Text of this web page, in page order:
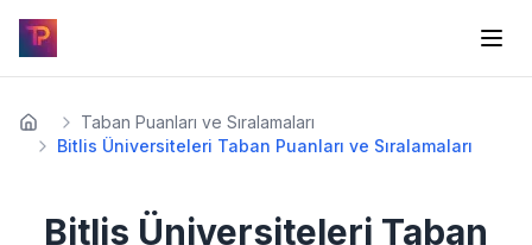
Taban Puanları ve Sıralamaları
Bitlis Üniversiteleri Taban Puanları ve Sıralamaları
Bitlis Üniversiteleri Taban